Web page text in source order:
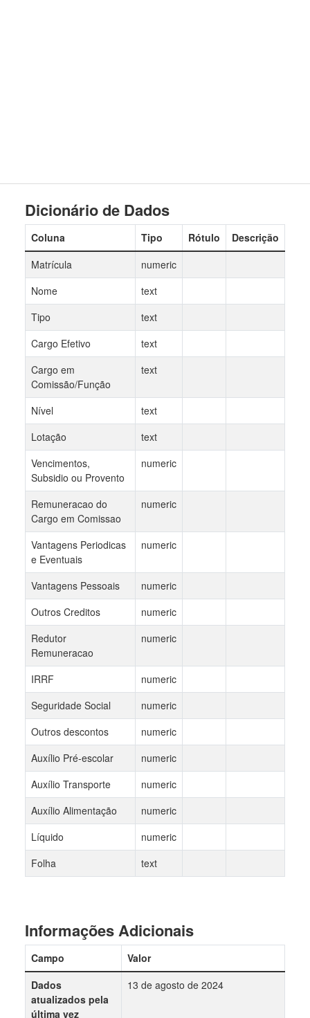
Dicionário de Dados
Coluna Tipo Rótulo
Descrição
Matrícula
numeric
Nome
text
Tipo
text
Cargo Efetivo
text
Cargo em
Comissão/Função
text
Nível
text
Lotação
text
Vencimentos,
Subsidio ou Provento
numeric
Remuneracao do
Cargo em Comissao
numeric
Vantagens Periodicas
e Eventuais
numeric
Vantagens Pessoais
numeric
Outros Creditos
numeric
Redutor
Remuneracao
numeric
IRRF
numeric
Seguridade Social
numeric
Outros descontos
numeric
Auxílio Pré-escolar
numeric
Auxílio Transporte
numeric
Auxílio Alimentação
numeric
Líquido
numeric
Folha
text
Informações Adicionais
Campo
Valor
Dados
atualizados pela
última vez
13 de agosto de 2024